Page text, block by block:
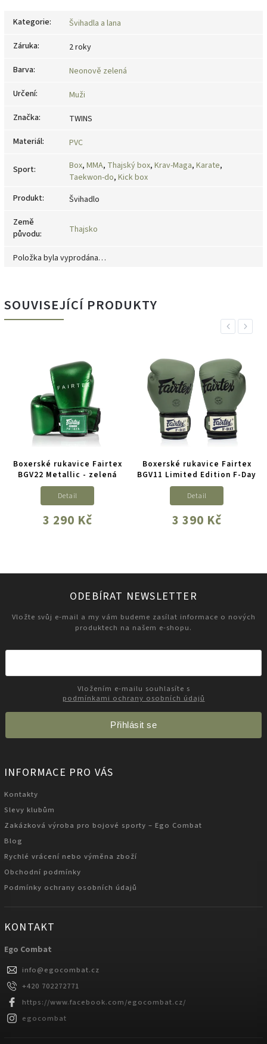
Kategorie:
Švihadla a lana
Záruka:
2 roky
Barva:
Neonově zelená
Určení:
Muži
Značka:
TWINS
Materiál: PVC
Sport: Box, MMA, Thajský box, Krav-Maga, Karate,
Taekwon-do, Kick box
Produkt:
Švihadlo
Země
původu: Thajsko
Položka byla vyprodána…
SOUVISEJÍCÍ PRODUKTY
Previous
Boxerské rukavice Fairtex
BGV22 Metallic - zelená
3 290 Kč
Detail
Boxerské rukavice Fairtex
BGV11 Limited Edition F-Day
3 390 Kč
Detail
Next
ODEBÍRAT NEWSLETTER
Vložte svůj e-mail a my vám budeme zasílat informace o nových
produktech na našem e-shopu.
podmínkami ochrany osobních údajů
Přihlásit se
INFORMACE PRO VÁS
Kontakty
Slevy klubům
Zakázková výroba pro bojové sporty – Ego Combat
Blog
Rychlé vrácení nebo výměna zboží
Obchodní podmínky
Podmínky ochrany osobních údajů
KONTAKT
Ego Combat
info@egocombat.cz
+420 702272771
https://www.facebook.com/egocombat.cz/
egocombat